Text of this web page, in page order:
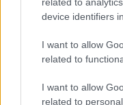
device identifiers
I want to allow
related to
I want to allow
related to
στο πλαίσιο
επίσημη
Νέα Αριστερά,
οποίων ο Νίκος